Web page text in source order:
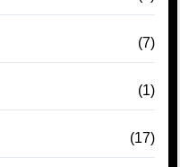
(7)
(1)
(17)